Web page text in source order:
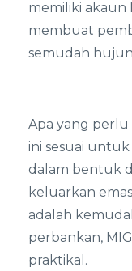
memiliki akaun
membuat
semudah
Apa yang
ini sesuai
dalam bentuk
keluarkan
adalah
perbankan,
praktikal.